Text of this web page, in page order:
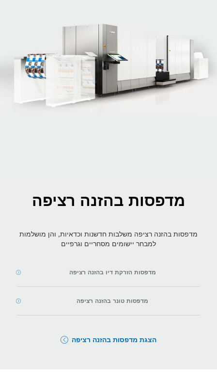
מדפסות בהזנה רציפה
מדפסות בהזנה רציפה משלבות חדשנות וכדאיות, והן מושלמות
למבחר יישומים מסחריים וגרפיים
מדפסות הזרקת דיו בהזנה רציפה
מדפסות טונר בהזנה רציפה
הצגת מדפסות בהזנה רציפה